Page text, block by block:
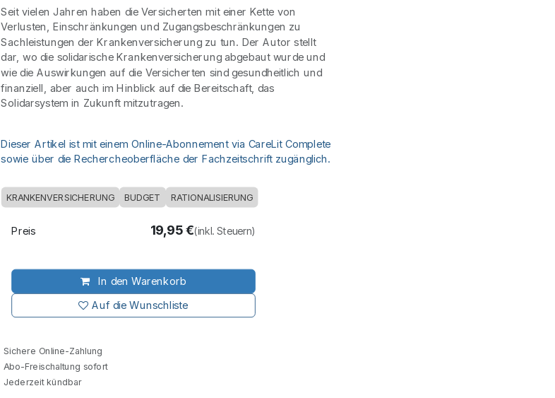
Seit vielen Jahren haben die Versicherten mit einer Kette von
Verlusten, Einschränkungen und Zugangsbeschränkungen zu
Sachleistungen der Krankenversicherung zu tun. Der Autor stellt
dar, wo die solidarische Krankenversicherung abgebaut wurde und
wie die Auswirkungen auf die Versicherten sind gesundheitlich und
finanziell, aber auch im Hinblick auf die Bereitschaft, das
Solidarsystem in Zukunft mitzutragen.
Dieser Artikel ist mit einem Online-Abonnement via CareLit Complete
sowie über die Rechercheoberfläche der Fachzeitschrift zugänglich.
KRANKENVERSICHERUNG BUDGET RATIONALISIERUNG
In den Warenkorb
Auf die Wunschliste
Preis 19,95€(inkl. Steuern)
Sichere Online-Zahlung
Abo-Freischaltung sofort
Jederzeit kündbar